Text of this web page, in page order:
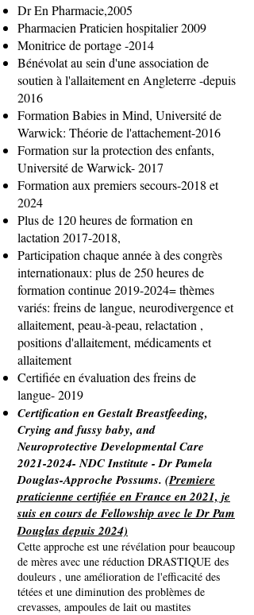
Dr En Pharmacie,2005
Pharmacien Praticien hospitalier 2009
Monitrice de portage -2014
Bénévolat au sein d'une association de
soutien à l'allaitement en Angleterre -depuis
2016
Formation Babies in Mind, Université de
Warwick: Théorie de l'attachement-2016
Formation sur la protection des enfants,
Université de Warwick- 2017
Formation aux premiers secours-2018 et
2024
Plus de 120 heures de formation en
lactation 2017-2018,
Participation chaque année à des congrès
internationaux: plus de 250 heures de
formation continue2019-2024= thèmes
variés: freins de langue, neurodivergence et
allaitement, peau-à-peau, relactation ,
positions d'allaitement, médicaments et
allaitement
Certifiée en évaluation des freins de
langue- 2019
Certification en Gestalt Breastfeeding,
Crying and fussy baby, and
Neuroprotective Developmental Care
2021-2024- NDC Institute - Dr Pamela
Douglas-Approche Possums. (Premiere
praticienne certifiée en France en 2021, je
suis en cours de Fellowship avec le Dr Pam
Douglas depuis 2024)
Cette approche est une révélation pour beaucoup
de mères avec une réduction DRASTIQUE des
douleurs , une amélioration de l'efficacité des
tétées et une diminution des problèmes de
crevasses, ampoules de lait ou mastites